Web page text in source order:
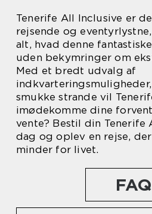
Tenerife All Inclusive er
rejsende og
alt, hvad denne
uden bekymringer om
Med et bredt udvalg af
smukke strande vil
imødekomme dine
vente? Bestil din Tenerife
dag og oplev en rejse,
minder for livet.
FAQ